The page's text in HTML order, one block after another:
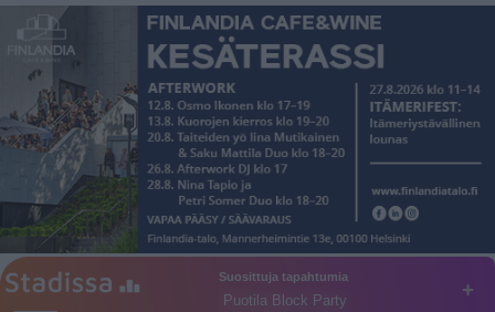
+
Suosittuja tapahtumia
Puotila Block Party